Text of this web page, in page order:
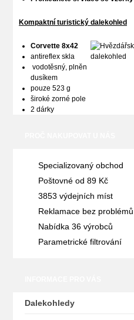
Kompaktní turistický dalekohled
Corvette 8x42
antireflex skla
vodotěsný, plněn
dusíkem
pouze 523 g
široké zorné pole
2 dárky
Specializovaný obchod
Poštovné od 89 Kč
3853 výdejních míst
Reklamace bez problémů
Nabídka 36 výrobců
Parametrické filtrování
Dalekohledy